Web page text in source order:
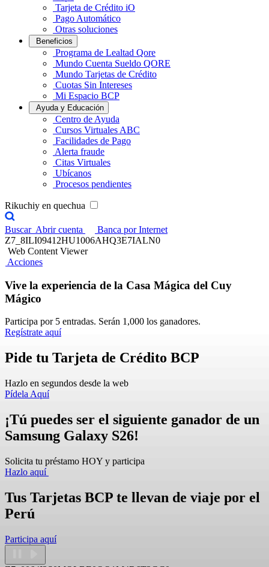
Tarjeta de Crédito iO
Pago Automático
Otras soluciones
Beneficios
Programa de Lealtad Qore
Mundo Cuenta Sueldo QORE
Mundo Tarjetas de Crédito
Cuotas Sin Intereses
Mi Espacio BCP
Ayuda y Educación
Centro de Ayuda
Cursos Virtuales ABC
Facilidades de Pago
Alerta fraude
Citas Virtuales
Ubícanos
Procesos pendientes
Rikuchiy en quechua
Buscar Abrir cuenta
Banca por Internet
Z7_8ILI09412HU1006AHQ3E7IALN0
Web Content Viewer
Acciones
Vive la experiencia de la Casa Mágica del Cuy
Mágico
Participa por 5 entradas. Serán 1,000 los ganadores.
Regístrate aquí
Pide tu Tarjeta de Crédito BCP
Hazlo en segundos desde la web
Pídela Aquí
¡Tú puedes ser el siguiente ganador de un
Samsung Galaxy S26!
Solicita tu préstamo HOY y participa
Hazlo aquí
Tus Tarjetas BCP te llevan de viaje por el
Perú
Participa aquí